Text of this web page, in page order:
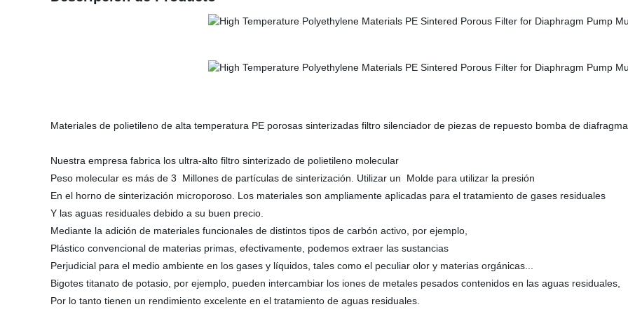
Materiales de polietileno de alta temperatura PE porosas sinterizadas filtro silenciador de piezas de repuesto bomba de
Nuestra empresa fabrica los ultra-alto filtro sinterizado de polietileno molecular
Peso molecular es más de 3 Millones de partículas de sinterización. Utilizar un Molde para utilizar la presión
En el horno de sinterización microporoso. Los materiales son ampliamente aplicadas para el tratamiento de gases residuales
Y las aguas residuales debido a su buen precio.
Mediante la adición de materiales funcionales de distintos tipos de carbón activo, por ejemplo,
Plástico convencional de materias primas, efectivamente, podemos extraer las sustancias
Perjudicial para el medio ambiente en los gases y líquidos, tales como el peculiar olor y materias orgánicas...
Bigotes titanato de potasio, por ejemplo, pueden intercambiar los iones de metales pesados contenidos en las aguas residuales,
Por lo tanto tienen un rendimiento excelente en el tratamiento de aguas residuales.